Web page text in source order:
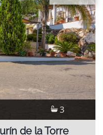
3
de la Torre